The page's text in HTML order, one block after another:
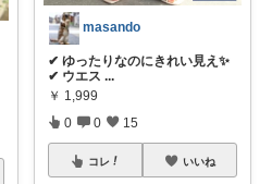
masando
✔ ゆったりなのにきれい見え✨
✔ ウエス ...
￥ 1,999
0 0 15
コレ いいね